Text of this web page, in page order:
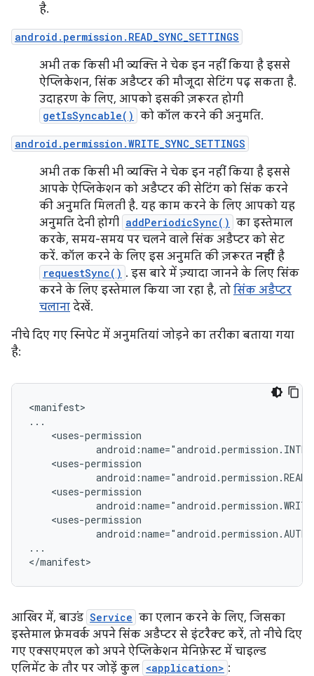
है.
android.permission.READ_SYNC_SETTINGS
अभी तक किसी भी व्यक्ति ने चेक इन नहीं किया है इससे
ऐप्लिकेशन, सिंक अडैप्टर की मौजूदा सेटिंग पढ़ सकता है.
उदाहरण के लिए, आपको इसकी ज़रूरत होगी
getIsSyncable() को कॉल करने की अनुमति.
android.permission.WRITE_SYNC_SETTINGS
अभी तक किसी भी व्यक्ति ने चेक इन नहीं किया है इससे
आपके ऐप्लिकेशन को अडैप्टर की सेटिंग को सिंक करने
की अनुमति मिलती है. यह काम करने के लिए आपको यह
अनुमति देनी होगी addPeriodicSync() का इस्तेमाल
करके, समय-समय पर चलने वाले सिंक अडैप्टर को सेट
करें. कॉल करने के लिए इस अनुमति की ज़रूरत नहीं है
requestSync() . इस बारे में ज़्यादा जानने के लिए सिंक
करने के लिए इस्तेमाल किया जा रहा है, तो सिंक अडैप्टर
चलाना देखें.
नीचे दिए गए स्निपेट में अनुमतियां जोड़ने का तरीका बताया गया
है:
<manifest>
...
</manifest>
आखिर में, बाउंड Service का एलान करने के लिए, जिसका
इस्तेमाल फ़्रेमवर्क अपने सिंक अडैप्टर से इंटरैक्ट करें, तो नीचे दिए
गए एक्सएमएल को अपने ऐप्लिकेशन मेनिफ़ेस्ट में चाइल्ड
एलिमेंट के तौर पर जोड़ें कुल <application> :